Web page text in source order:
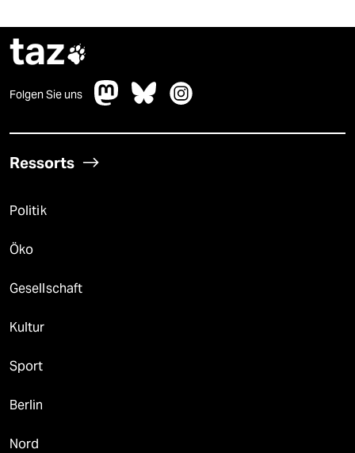
taz
Folgen Sie uns
Ressorts
Politik
Öko
Gesellschaft
Kultur
Sport
Berlin
Nord